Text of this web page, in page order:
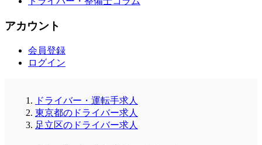
アカウント
会員登録
ログイン
ドライバー・運転手求人
東京都のドライバー求人
足立区のドライバー求人